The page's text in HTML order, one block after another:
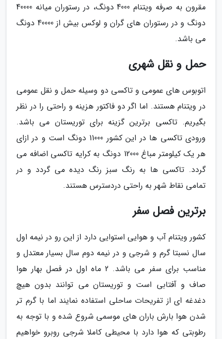
مقرون به صرفه ویتنام 4000 دونگ، در رستوران میانه 40000
دونگ و در رستوران های گران و لوکس بیش از 40000 دونگ
می باشد.
حمل و نقل شهری
اتوبوس های عمومی و تاکسی دو وسیله حمل و نقل عمومی
در ویتنام هستند. اما اگر دو فاکتور هزینه و راحتی را در نظر
بگیریم. تاکسی برترین گزینه برای توریستان می باشد.
ورودی تاکسی ها در این کشور 11000 دونگ است و در ازای
هر یک کیلومتر مباغ 12000 دونگ به کرایه تاکسی اضافه می
گردد. تاکسی ها به رنگ سبز رنگ دیده می گردد و در
تمامی نقاط شهر به راحتی دردسترس هستند.
برترین فصل سفر
کشور ویتنام آب و هوایی استوایی دارد از این رو در نیمه اول
سال نسبتا گرم و شرجی و در نیمه دوم سال بسیار معتدل و
مناسب برای سفر می باشد. 2 ماه اول در فصل بهار هوا
صاف و آفتابی است و توریستان می توانند بدون هیچ
دغدغه ای از تفریحات ساحلی استفاده نمایند اما با گرم تر
شدن هوا بارش باران های موسمی شروع شده و با توجه به
رطوبتی که هوا دارد با محیطی کاملا شرجی روبرو خواهیم